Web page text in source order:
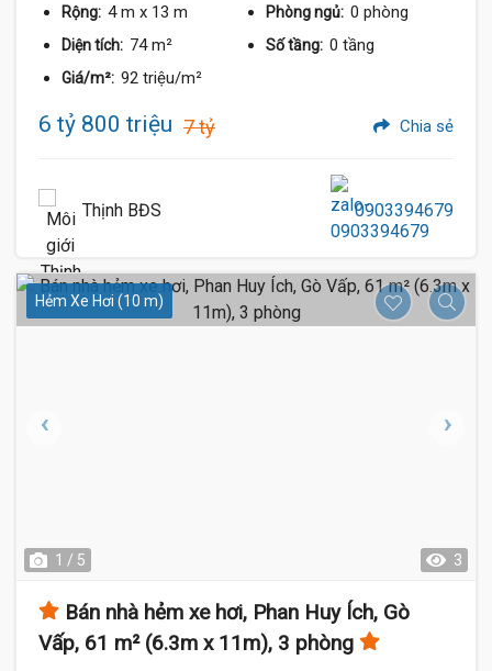
Rộng: 4 m x 13 m Phòng ngủ: 0 phòng
Diện tích: 74 m² Số tầng: 0 tầng
Giá/m²: 92 triệu/m²
6 tỷ 800 triệu 7 tỷ Chia sẻ
Thịnh BĐS 0903394679
Hẻm Xe Hơi (10 m)
1 / 5 3
Bán nhà hẻm xe hơi, Phan Huy Ích, Gò
Vấp, 61 m² (6.3m x 11m), 3 phòng